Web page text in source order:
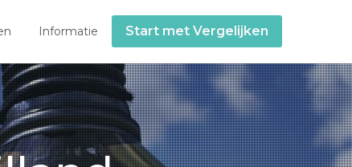
Informatie Start met Vergelijken